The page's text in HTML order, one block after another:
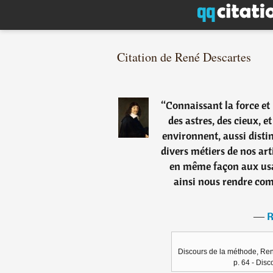
Citation de René Descartes
“Connaissant la force
des astres, des cieux,
environnent, aussi
divers métiers de nos
en même façon aux
ainsi nous rendre
―
Discours de la méthode,
p. 64 -